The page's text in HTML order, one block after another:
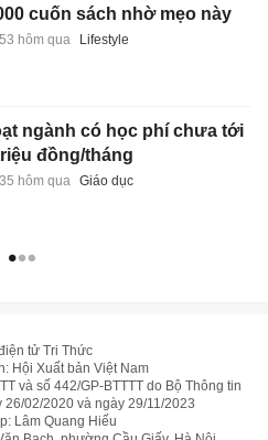
cuốn sách nhờ mẹo này
hôm qua Lifestyle
ngành có học phí chưa tới
đồng/tháng
hôm qua Giáo dục
tử Tri Thức
Hội Xuất bản Việt Nam
và số 442/GP-BTTTT do Bộ Thông tin
02/2020 và ngày 29/11/2023
Lâm Quang Hiếu